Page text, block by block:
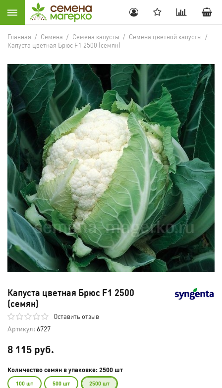
Главная / Семена / Семена капусты / Семена цветной капусты /
Капуста цветная Брюс F1 2500 (семян)
Капуста цветная Брюс F1 2500
(семян)
Оставить отзыв
Артикул: 6727
8 115 руб.
Количество семян в упаковке: 2500 шт
100 шт 500 шт 2500 шт